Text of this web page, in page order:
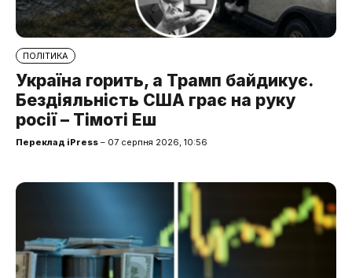
ПОЛІТИКА
Україна горить, а Трамп байдикує.
Бездіяльність США грає на руку
росії – Тімоті Еш
Переклад iPress – 07 серпня 2026, 10:56